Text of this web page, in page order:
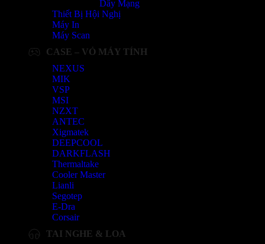
Dây Mạng
Thiết Bị Hội Nghị
Máy In
Máy Scan
CASE – VỎ MÁY TÍNH
NEXUS
MIK
VSP
MSI
NZXT
ANTEC
Xigmatek
DEEPCOOL
DARKFLASH
Thermaltake
Cooler Master
Lianli
Segotep
E-Dra
Corsair
TAI NGHE & LOA